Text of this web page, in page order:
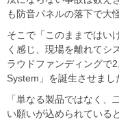
も防音パネルの落下で大
そこで「このままではい
く感じ、現場を離れてシ
ラウドファンディングで
System」を誕生させまし
「単なる製品ではなく
い願いが込められている